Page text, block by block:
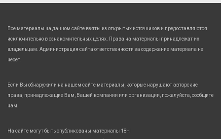
Все материалы на данном сайте взяты из открытых источников и предоставляются
исключительно в ознакомительных целях. Права на материалы принадлежат их
владельцам. Администрация сайта ответственности за содержание материала не
несет.
Если Вы обнаружили на нашем сайте материалы, которые нарушают авторские
права, принадлежащие Вам, Вашей компании или организации, пожалуйста, сообщите
нам.
На сайте могут быть опубликованы материалы 18+!